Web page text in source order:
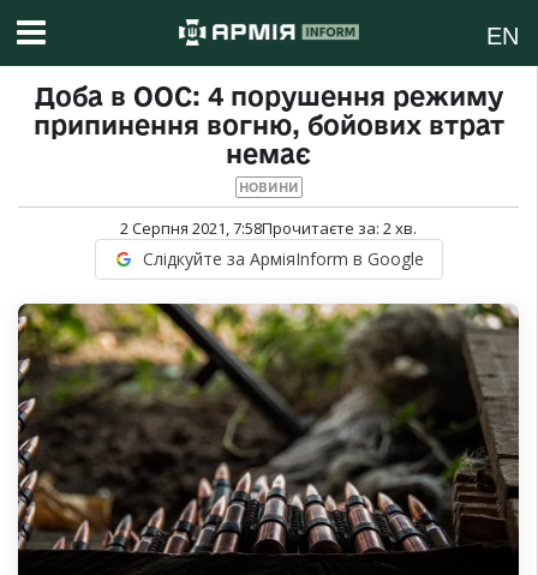
EN
Доба в ООС: 4 порушення режиму
припинення вогню, бойових втрат
немає
НОВИНИ
2 Серпня 2021, 7:58Прочитаєте за: 2хв.
Слідкуйте за АрміяInform в Google